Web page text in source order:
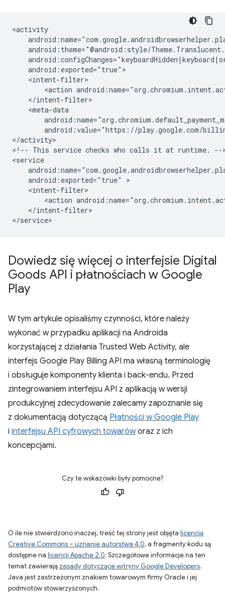
<action
android:value="https://play.google.com/
</activity>
<!-- This service checks who calls it at runtime.
--
android:exported="true"
<action
</intent-filter>
Dowiedz się więcej o interfejsie Digital
Goods API i płatnościach w Google
Play
W tym artykule opisaliśmy czynności, które należy
wykonać w przypadku aplikacji na Androida
korzystającej z działania Trusted Web Activity, ale
interfejs Google Play Billing API ma własną terminologię
i obsługuje komponenty klienta i back-endu. Przed
zintegrowaniem interfejsu API z aplikacją w wersji
produkcyjnej zdecydowanie zalecamy zapoznanie się
z dokumentacją dotyczącą Płatności w Google Play
i interfejsu API cyfrowych towaróworaz z ich
koncepcjami.
Czy te wskazówki były pomocne?
O ile nie stwierdzono inaczej, treść tej strony jest objęta licencją
Creative Commons – uznanie autorstwa 4.0, a fragmenty kodu są
dostępne na licencji Apache 2.0. Szczegółowe informacje na ten
temat zawierają zasady dotyczące witryny Google Developers.
Java jest zastrzeżonym znakiem towarowym firmy Oracle i jej
podmiotów stowarzyszonych.